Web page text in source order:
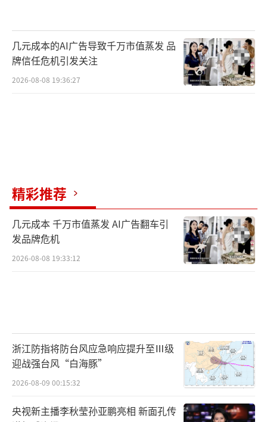
几元成本的AI广告导致千万市值蒸发 品
牌信任危机引发关注
2026-08-08 19:36:27
精彩推荐
几元成本 千万市值蒸发 AI广告翻车引
发品牌危机
2026-08-08 19:33:12
浙江防指将防台风应急响应提升至Ⅲ级
迎战强台风“白海豚”
2026-08-09 00:15:32
央视新主播李秋莹孙亚鹏亮相 新面孔传